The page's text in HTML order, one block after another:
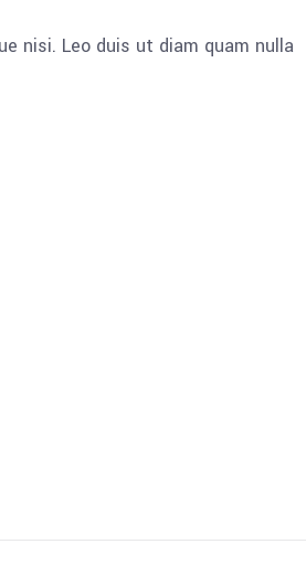
nisi. Leo duis ut diam quam nulla